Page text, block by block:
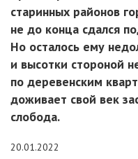
старинных районов
не до конца сдался
Но осталось ему
и высотки стороной
по деревенским
доживает свой век
слобода.
20.01.2022